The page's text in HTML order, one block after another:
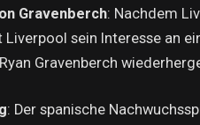
Gravenberch: Nachdem
Liverpool sein Interesse an
Gravenberch
: Der spanische